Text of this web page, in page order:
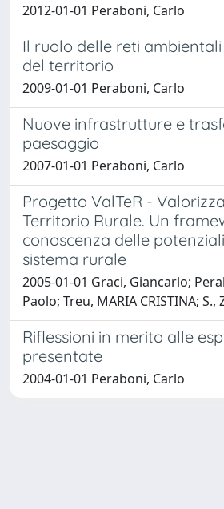
2012-01-01 Peraboni, Carlo
Il ruolo delle reti
del territorio
2009-01-01 Peraboni, Carlo
Nuove infrastrutture e
paesaggio
2007-01-01 Peraboni, Carlo
Progetto ValTeR -
Territorio Rurale. Un
conoscenza delle
sistema rurale
2005-01-01 Graci, Giancarlo;
Paolo; Treu, MARIA CRISTINA; S.,
Riflessioni in merito alle
presentate
2004-01-01 Peraboni, Carlo